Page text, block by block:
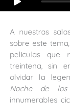
A nuestras
sobre este
películas que
treintena, sin
olvidar la
Noche de los
innumerables